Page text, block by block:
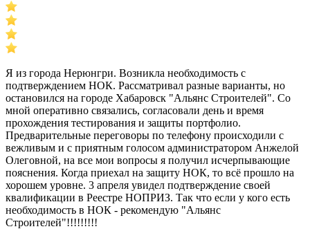
Я из города Нерюнгри. Возникла необходимость с
подтверждением НОК. Рассматривал разные варианты, но
остановился на городе Хабаровск "Альянс Строителей". Со
мной оперативно связались, согласовали день и время
прохождения тестирования и защиты портфолио.
Предварительные переговоры по телефону происходили с
вежливым и с приятным голосом администратором Анжелой
Олеговной, на все мои вопросы я получил исчерпывающие
пояснения. Когда приехал на защиту НОК, то всё прошло на
хорошем уровне. 3 апреля увидел подтверждение своей
квалификации в Реестре НОПРИЗ. Так что если у кого есть
необходимость в НОК - рекомендую "Альянс
Строителей"!!!!!!!!!